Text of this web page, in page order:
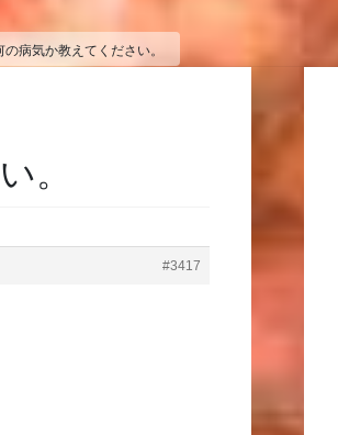
の病気か教えてください。
。
#3417